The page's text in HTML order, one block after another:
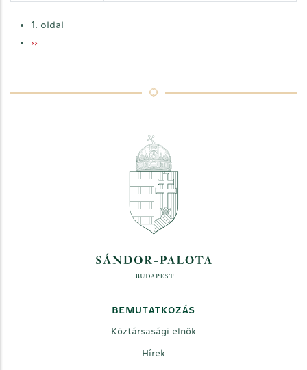
Oldalszámozás
1. oldal
Következő
››
BEMUTATKOZÁS
Köztársasági elnök
Hírek